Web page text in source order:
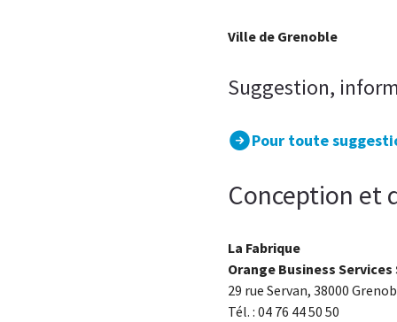
Ville de Grenoble
Suggestion,
Pour toute
Conception et
La Fabrique
Orange Business Services
29 rue Servan, 38000
Tél. : 04 76 44 50 50